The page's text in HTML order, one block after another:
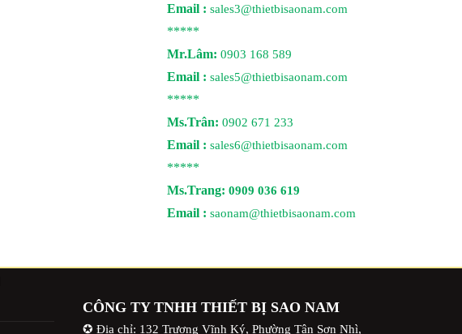
Email : sales3@thietbisaonam.com
*****
Mr.Lâm: 0903 168 589
Email : sales5@thietbisaonam.com
*****
Ms.Trân: 0902 671 233
Email : sales6@thietbisaonam.com
*****
Ms.Trang: 0909 036 619
Email : saonam@thietbisaonam.com
CÔNG TY TNHH THIẾT BỊ SAO NAM
✪ Địa chỉ: 132 Trương Vĩnh Ký, Phường Tân Sơn Nhì,